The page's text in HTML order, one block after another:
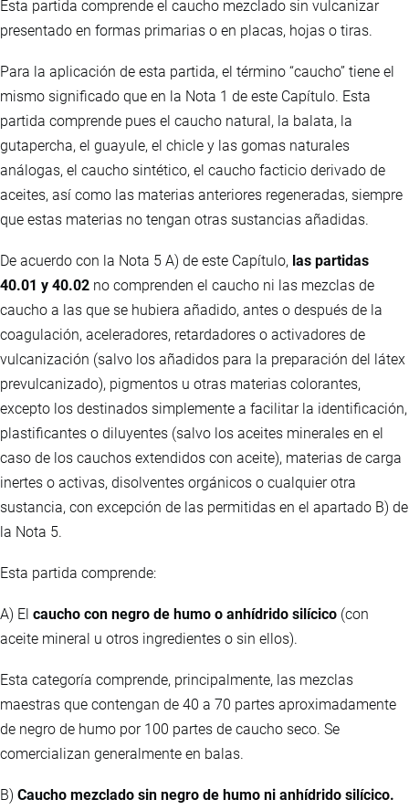
Esta partida comprende el caucho mezclado sin vulcanizar
presentado en formas primarias o en placas, hojas o tiras.
Para la aplicación de esta partida, el término “caucho” tiene el
mismo significado que en la Nota 1 de este Capítulo. Esta
partida comprende pues el caucho natural, la balata, la
gutapercha, el guayule, el chicle y las gomas naturales
análogas, el caucho sintético, el caucho facticio derivado de
aceites, así como las materias anteriores regeneradas, siempre
que estas materias no tengan otras sustancias añadidas.
De acuerdo con la Nota 5 A) de este Capítulo, las partidas
40.01 y 40.02 no comprenden el caucho ni las mezclas de
caucho a las que se hubiera añadido, antes o después de la
coagulación, aceleradores, retardadores o activadores de
vulcanización (salvo los añadidos para la preparación del látex
prevulcanizado), pigmentos u otras materias colorantes,
excepto los destinados simplemente a facilitar la identificación,
plastificantes o diluyentes (salvo los aceites minerales en el
caso de los cauchos extendidos con aceite), materias de carga
inertes o activas, disolventes orgánicos o cualquier otra
sustancia, con excepción de las permitidas en el apartado B) de
la Nota 5.
Esta partida comprende:
A) El caucho con negro de humo o anhídrido silícico (con
aceite mineral u otros ingredientes o sin ellos).
Esta categoría comprende, principalmente, las mezclas
maestras que contengan de 40 a 70 partes aproximadamente
de negro de humo por 100 partes de caucho seco. Se
comercializan generalmente en balas.
B) Caucho mezclado sin negro de humo ni anhídrido silícico.